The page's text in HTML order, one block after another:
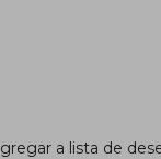
a lista de